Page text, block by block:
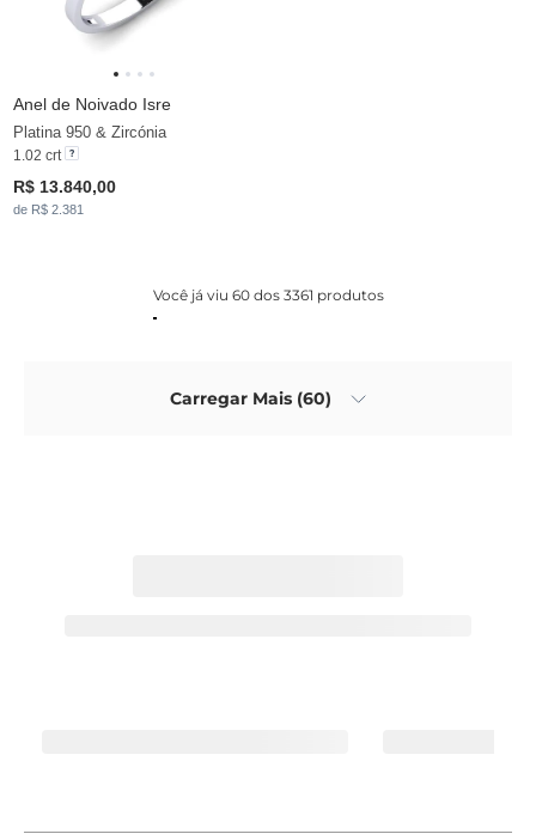
Anel de Noivado Isre
Platina 950 & Zircónia
1.02 crt
R$ 13.840,00
de R$ 2.381
Você já viu 60 dos 3361 produtos
Carregar Mais (60)